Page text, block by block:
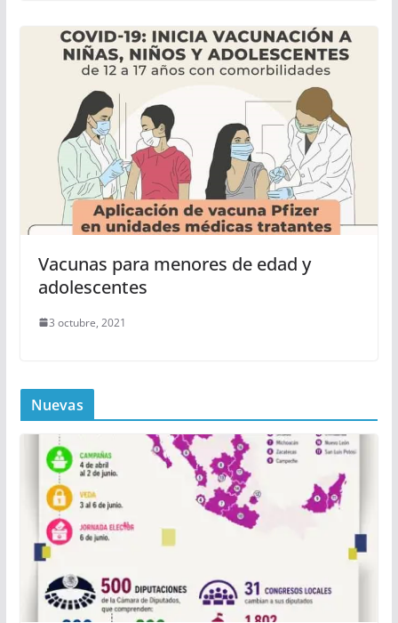
Vacunas para menores de edad y
adolescentes
3 octubre, 2021
Nuevas